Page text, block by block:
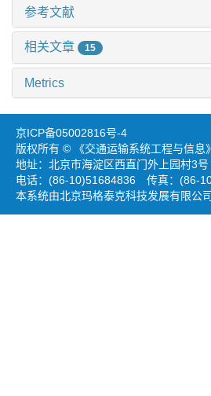
参考文献
相关文章 15
Metrics
京ICP备05002816号-4
版权所有 © 《交通运输系统工程与信息
地址：北京市海淀区西直门外上园村3
电话：(86-10)51684836 传真：(86-
本系统由北京玛格泰克科技发展有限公